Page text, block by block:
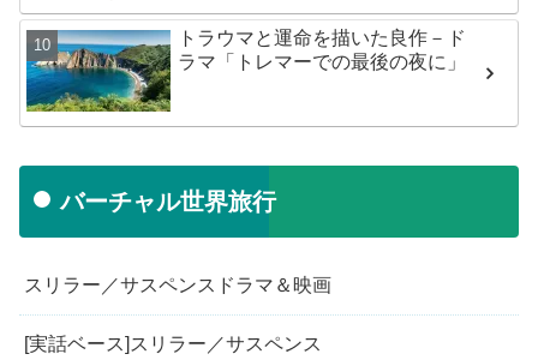
トラウマと運命を描いた良作－ド
ラマ「トレマーでの最後の夜に」
バーチャル世界旅行
スリラー／サスペンスドラマ＆映画
[実話ベース]スリラー／サスペンス